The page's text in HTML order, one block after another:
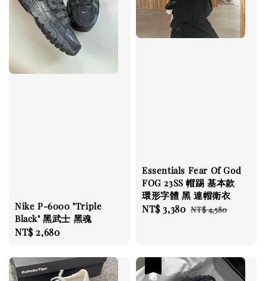
Nike P-6000 "Triple
Black" 黑武士 黑魂
Regular
NT$ 2,680
Essentials Fear Of God
FOG 23SS 帽踢 基本款
環形字體 黑 連帽衛衣
Sale
NT$ 3,380 Regular
NT$ 4,580